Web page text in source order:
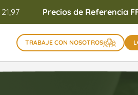
Precios de Referencia
TRABAJE CON NOSOTROS